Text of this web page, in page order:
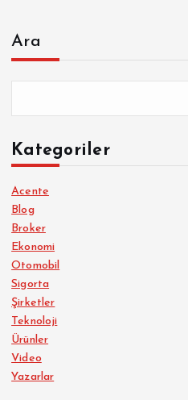
Ara
Kategoriler
Acente
Blog
Broker
Ekonomi
Otomobil
Sigorta
Şirketler
Teknoloji
Ürünler
Video
Yazarlar